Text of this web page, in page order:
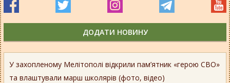
У захопленому Мелітополі відкрили пам’ятник «герою СВО»
та влаштували марш школярів (фото, відео)
ДОДАТИ НОВИНУ